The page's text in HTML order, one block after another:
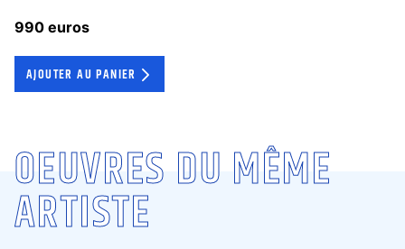
990 euros
AJOUTER AU PANIER
OEUVRES DU MÊME
ARTISTE